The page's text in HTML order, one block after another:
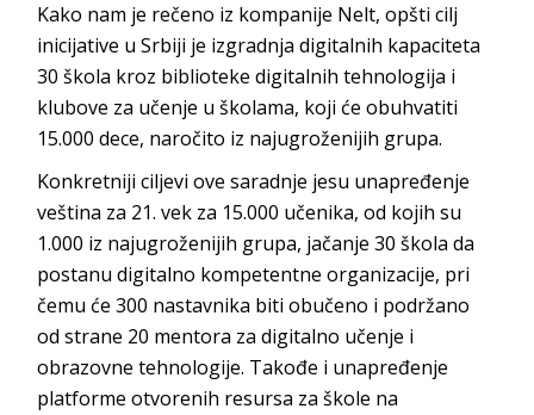
Kako nam je rečeno iz kompanije Nelt, opšti cilj
inicijative u Srbiji je izgradnja digitalnih kapaciteta
30 škola kroz biblioteke digitalnih tehnologija i
klubove za učenje u školama, koji će obuhvatiti
15.000 dece, naročito iz najugroženijih grupa.
Konkretniji ciljevi ove saradnje jesu unapređenje
veština za 21. vek za 15.000 učenika, od kojih su
1.000 iz najugroženijih grupa, jačanje 30 škola da
postanu digitalno kompetentne organizacije, pri
čemu će 300 nastavnika biti obučeno i podržano
od strane 20 mentora za digitalno učenje i
obrazovne tehnologije. Takođe i unapređenje
platforme otvorenih resursa za škole na